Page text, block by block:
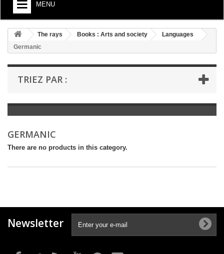
MENU
+
BOOKS : ARTS AND SOCIETY
+
BOOKS : LITERATURE
+
BOOKS : YOUTH
LIVRES ANCIENS AVANT 1945
The rays Books : Arts and society
Languages
Germanic
TRIEZ PAR :
GERMANIC
There are no products in this category.
Newsletter